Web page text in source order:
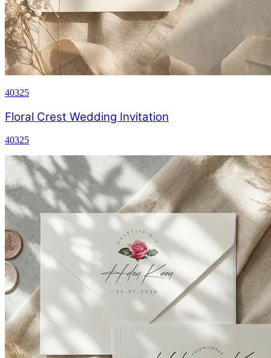
40325
Floral Crest Wedding Invitation
40325